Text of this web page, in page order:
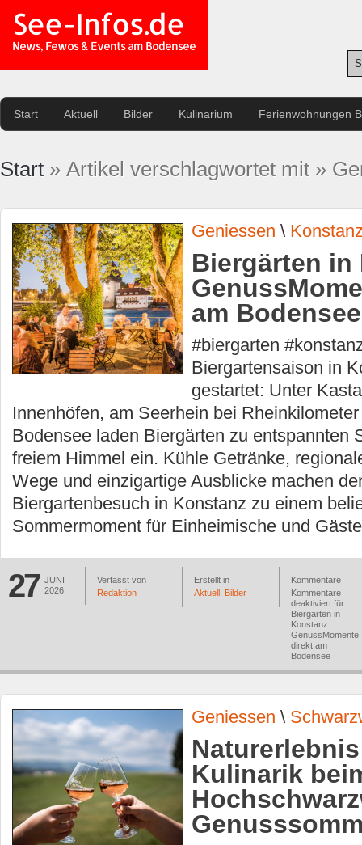
See-Infos.de
News, Fewos & Events am Bodensee
Start Aktuell Bilder Kulinarium Ferienwohnungen
Start » Artikel verschlagwortet mit »
Geniessen \
Biergärten in
am Bodensee
#biergarten
Biergartensaison in
gestartet: Unter
Innenhöfen, am Seerhein bei
Bodensee laden Biergärten zu entspannten
freiem Himmel ein. Kühle Getränke,
Wege und einzigartige Ausblicke machen
Biergartenbesuch in Konstanz zu einem
Sommermoment für Einheimische und
27 JUNI
2026
Verfasst von
Redaktion
Erstellt in
Aktuell Bilder
Kommentare
Kommentare
deaktiviert für
Biergärten in
Konstanz:
GenussMomente
direkt am
Bodensee
Geniessen \
Kulinarik